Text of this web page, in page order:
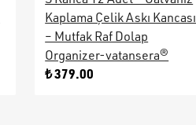
Kaplama Çelik Askı Kancası
– Mutfak Raf Dolap
Organizer-vatansera®
₺ 379.00